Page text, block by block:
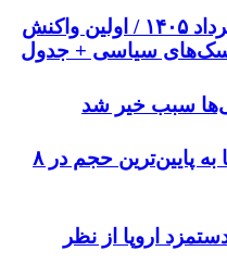
قیمت خودرو امروز ۱۵ مرداد ۱۴۰۵ / اولین واکنش
سیاسی + جدول
سبب خیر شد
افت صادرات نفت آمریکا به پایین‌ترین حجم در ۸
اروپا از نظر